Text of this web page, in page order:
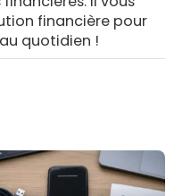
financière pour
quotidien !